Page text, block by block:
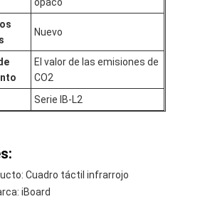
Nuevo
El valor de las emisiones de
CO2
Serie IB-L2
Cuadro táctil infrarrojo
iBoard